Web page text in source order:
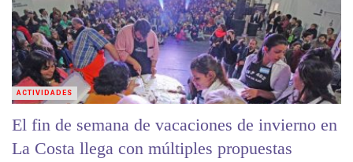
El fin de semana de vacaciones de invierno en
La Costa llega con múltiples propuestas
ACTIVIDADES